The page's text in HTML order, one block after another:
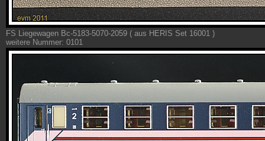
FS Liegewagen Bc-5183-5070-2059 ( aus HERIS Set 16001 )
weitere Nummer: 0101